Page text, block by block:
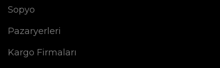
Sopyo
Pazaryerleri
Kargo Firmaları